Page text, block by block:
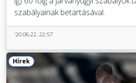
szabályainak betartásával.
'20.06.22. 22:57
Hírek